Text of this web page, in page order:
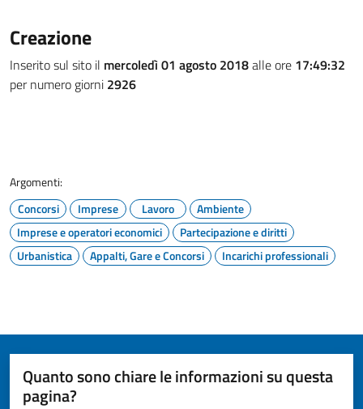
Creazione
Inserito sul sito il mercoledì 01 agosto 2018alle ore 17:49:32
per numero giorni 2926
Argomenti:
Concorsi
Imprese Lavoro
Ambiente
Imprese e operatori economici
Partecipazione e diritti
Urbanistica
Appalti, Gare e Concorsi Incarichi professionali
Quanto sono chiare le informazioni su questa
pagina?